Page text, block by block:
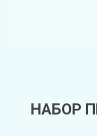
НАБОР